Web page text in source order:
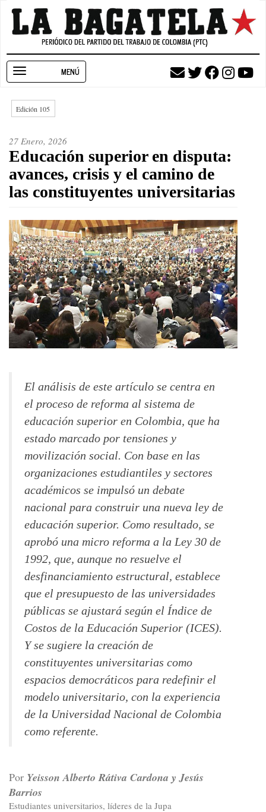
Pasar
contenido
navigation
Edición 105
27 Enero, 2026
Educación superior en disputa:
avances, crisis y el camino de
las constituyentes universitarias
El análisis de este artículo se centra en
el proceso de reforma al sistema de
educación superior en Colombia, que ha
estado marcado por tensiones y
movilización social. Con base en las
organizaciones estudiantiles y sectores
académicos se impulsó un debate
nacional para construir una nueva ley de
educación superior. Como resultado, se
aprobó una micro reforma a la Ley 30 de
1992, que, aunque no resuelve el
desfinanciamiento estructural, establece
que el presupuesto de las universidades
públicas se ajustará según el Índice de
Costos de la Educación Superior (ICES).
Y se sugiere la creación de
constituyentes universitarias como
espacios democráticos para redefinir el
modelo universitario, con la experiencia
de la Universidad Nacional de Colombia
como referente.
Por Yeisson Alberto Rátiva Cardona y Jesús
Barrios
Estudiantes universitarios, líderes de la Jupa